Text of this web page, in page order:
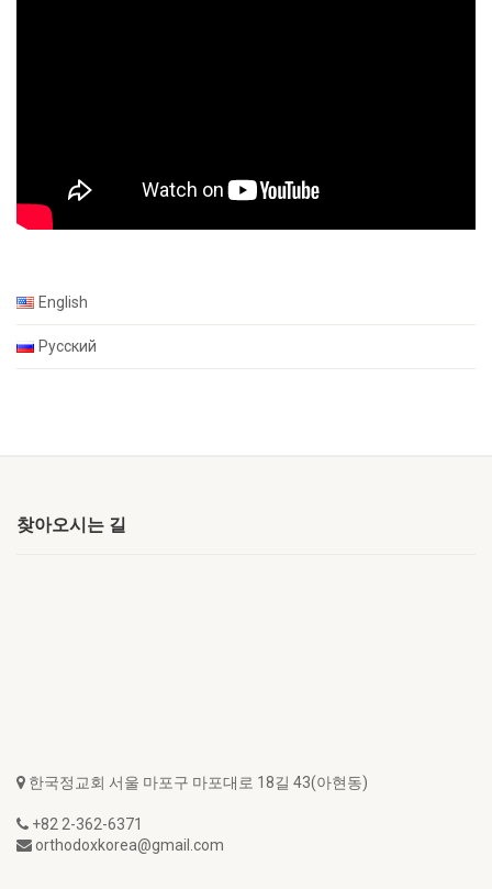
English
Русский
찾아오시는 길
한국정교회 서울 마포구 마포대로 18길 43(아현동)
+82 2-362-6371
orthodoxkorea@gmail.com